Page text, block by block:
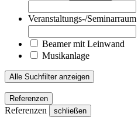
Veranstaltungs-/Seminarraum
Beamer mit Leinwand
Musikanlage
Alle Suchfilter anzeigen
Referenzen
Referenzen schließen